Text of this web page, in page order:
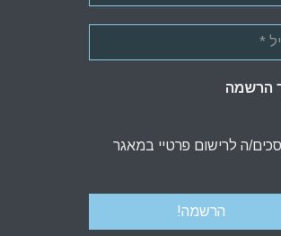
הרשמה
ה לרישום פרטיי במאגר